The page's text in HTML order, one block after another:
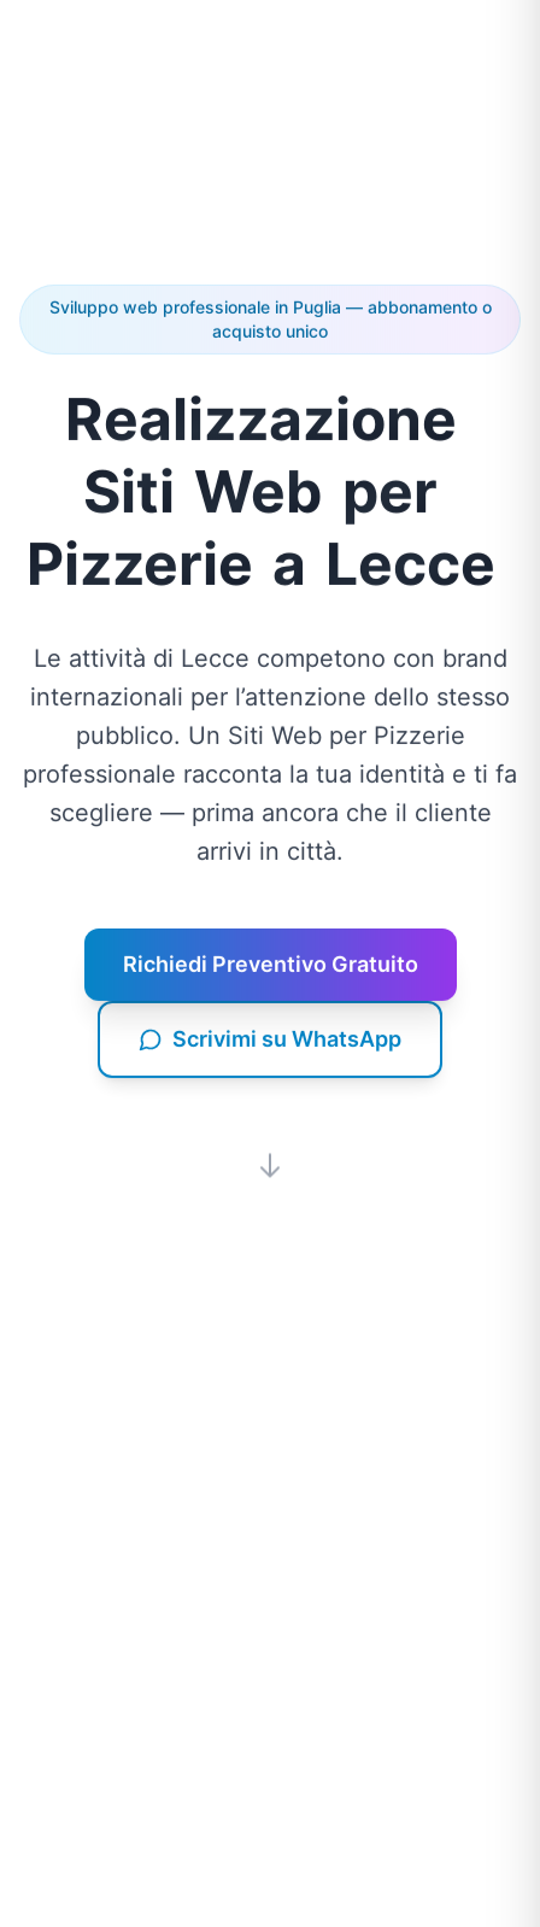
Sviluppo web professionale in Puglia — abbonamento o
acquisto unico
Realizzazione
Siti Web per
Pizzerie a Lecce
Le attività di Lecce competono con brand
internazionali per l’attenzione dello stesso
pubblico. Un Siti Web per Pizzerie
professionale racconta la tua identità e ti fa
scegliere — prima ancora che il cliente
arrivi in città.
Richiedi Preventivo Gratuito
Scrivimi su WhatsApp